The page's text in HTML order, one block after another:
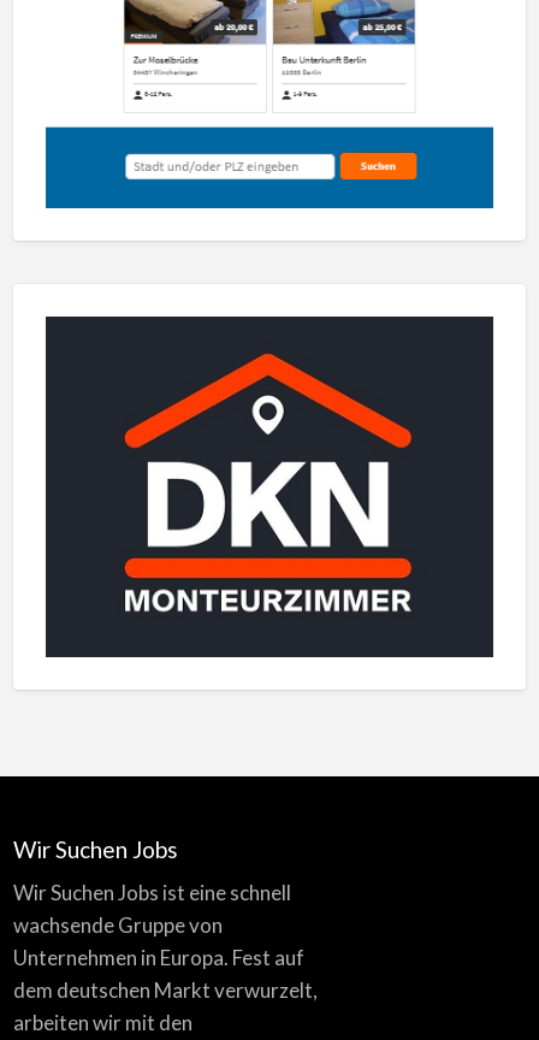
Wir Suchen Jobs
Wir Suchen Jobs ist eine schnell
wachsende Gruppe von
Unternehmen in Europa. Fest auf
dem deutschen Markt verwurzelt,
arbeiten wir mit den